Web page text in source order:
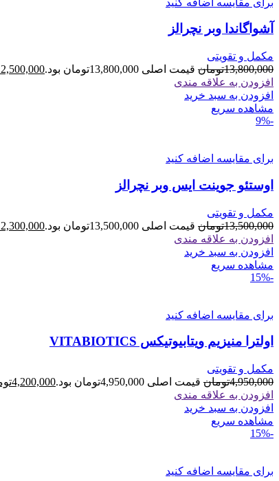
آشواگاندا وبر نچرالز
مکمل و تقویتی
13,800,000تومان قیمت اصلی 13,800,000تومان بود.
افزودن به علاقه مندی
افزودن به سبد خرید
مشاهده سریع
-9%
برای مقایسه اضافه کنید
اوستئو جوینت ایس وبر نچرالز
مکمل و تقویتی
13,500,000تومان قیمت اصلی 13,500,000تومان بود.
افزودن به علاقه مندی
افزودن به سبد خرید
مشاهده سریع
-15%
برای مقایسه اضافه کنید
اولترا منیزیم ویتابیوتیکس VITABIOTICS
مکمل و تقویتی
4,950,000تومان قیمت اصلی 4,950,000تومان بود. 4,200,000
افزودن به علاقه مندی
افزودن به سبد خرید
مشاهده سریع
-15%
برای مقایسه اضافه کنید